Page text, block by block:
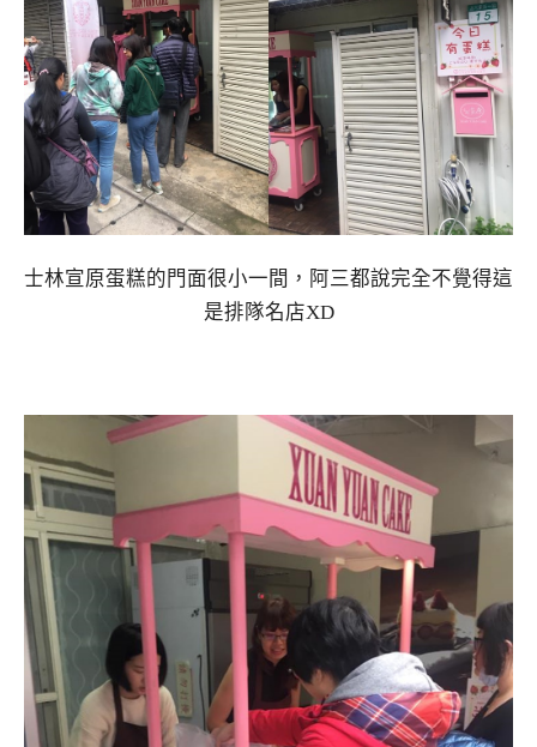
士林宣原蛋糕的門面很小一間，阿三都說完全不覺得這
是排隊名店XD